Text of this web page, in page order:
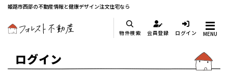
姫路市西部の不動産情報と健康デザイン注文住宅なら
物件検索 会員登録 ログイン MENU
ログイン